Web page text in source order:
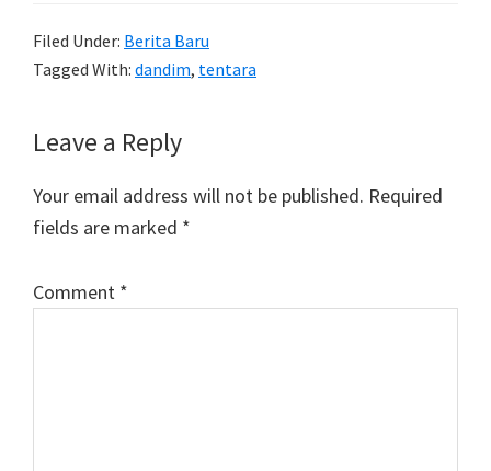
Filed Under: Berita Baru
Tagged With: dandim, tentara
Reader
Interactions
Leave a Reply
Your email address will not be published. Required
fields are marked *
Comment *